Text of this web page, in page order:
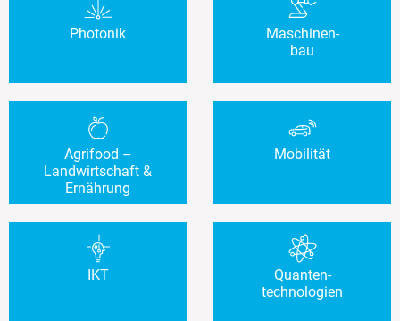
Photonik
Maschinen-
bau
Agrifood –
Landwirtschaft &
Ernährung
Mobilität
IKT
Quanten-
technologien